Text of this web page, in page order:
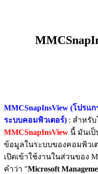
MMCSnapInsView (โปรแ
ระบบคอมพิวเตอร์) : สำหรั
MMCSnapInsView นี้ มันเ
ข้อมูลในระบบของคอมพิวเ
เปิดเข้าใช้งานในส่วนของ
คำว่า "Microsoft